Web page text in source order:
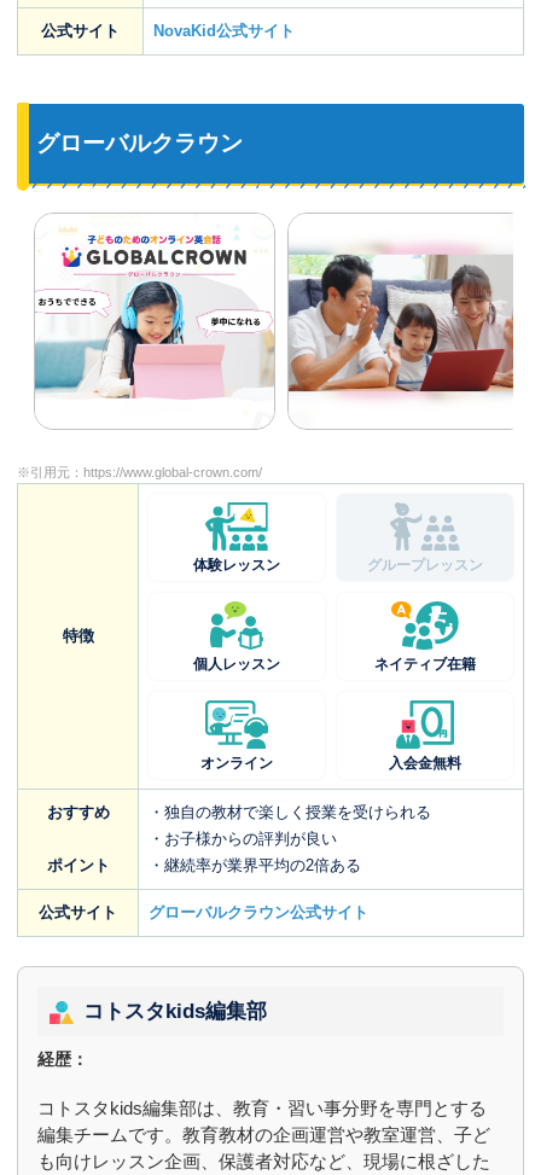
公式サイト NovaKid公式サイト
グローバルクラウン
※引用元： https://www.global-crown.com/
特徴
体験レッスン グループレッスン
個人レッスン ネイティブ在籍
オンライン 入会金無料
おすすめ
ポイント
・独自の教材で楽しく授業を受けられる
・お子様からの評判が良い
・継続率が業界平均の2倍ある
公式サイト グローバルクラウン公式サイト
コトスタkids編集部
経歴：
コトスタkids編集部は、教育・習い事分野を専門とする
編集チームです。教育教材の企画運営や教室運営、子ど
も向けレッスン企画、保護者対応など、現場に根ざした